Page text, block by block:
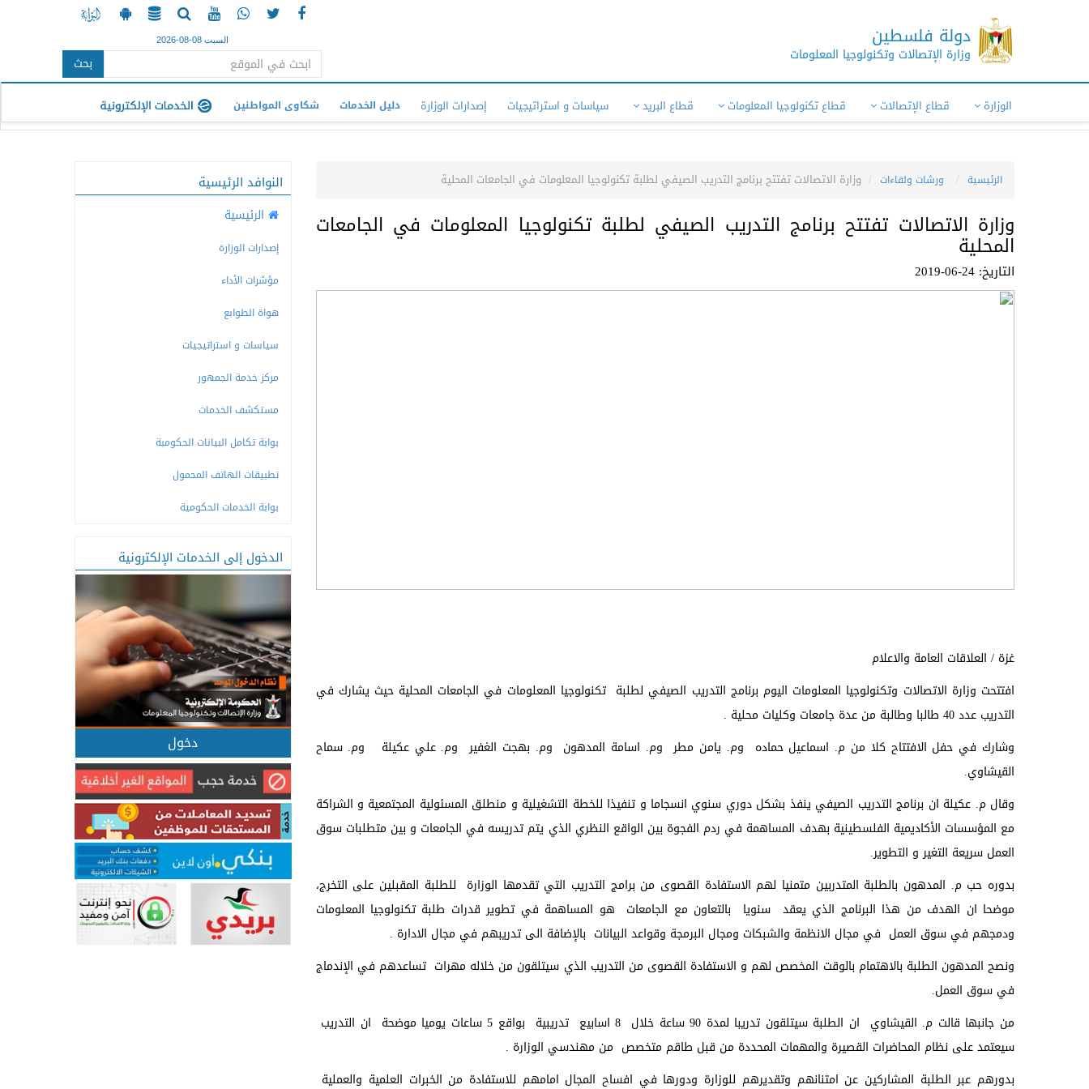
دولة فلسطين
وزارة الإتصالات وتكنولوجيا المعلومات
السبت 08-08-2026
بحث
الوزارة قطاع الإتصالات قطاع تكنولوجيا المعلومات قطاع البريد سياسات و استراتيجيات إصدارات الوزارة دليل الخدمات شكاوى المواطنين
الرئيسية ورشات ولقاءات وزارة الاتصالات تفتتح برنامج التدريب الصيفي لطلبة تكنولوجيا المعلومات في الجامعات المحلية
وزارة الاتصالات تفتتح برنامج التدريب الصيفي لطلبة تكنولوجيا المعلومات في الجامعات
المحلية
التاريخ: 24-06-2019
غزة / العلاقات العامة والاعلام
افتتحت وزارة الاتصالات وتكنولوجيا المعلومات اليوم برنامج التدريب الصيفي لطلبة تكنولوجيا المعلومات في الجامعات المحلية حيث يشارك في
التدريب عدد 40 طالبا وطالبة من عدة جامعات وكليات محلية .
وشارك في حفل الافتتاح كلا من م. اسماعيل حماده وم. يامن مطر وم. اسامة المدهون وم. بهجت الغفير وم. علي عكيلة وم. سماح
القيشاوي.
وقال م. عكيلة ان برنامج التدريب الصيفي ينفذ بشكل دوري سنوي انسجاما و تنفيذا للخطة التشغيلية و منطلق المسئولية المجتمعية و الشراكة
مع المؤسسات الأكاديمية الفلسطينية بهدف المساهمة في ردم الفجوة بين الواقع النظري الذي يتم تدريسه في الجامعات و بين متطلبات سوق
العمل سريعة التغير و التطوير.
بدوره حب م. المدهون بالطلبة المتدربين متمنيا لهم الاستفادة القصوى من برامج التدريب التي تقدمها الوزارة للطلبة المقبلين على التخرج،
موضحا ان الهدف من هذا البرنامج الذي يعقد سنويا بالتعاون مع الجامعات هو المساهمة في تطوير قدرات طلبة تكنولوجيا المعلومات
ودمجهم في سوق العمل في مجال الانظمة والشبكات ومجال البرمجة وقواعد البيانات بالإضافة الى تدريبهم في مجال الادارة .
ونصح المدهون الطلبة بالاهتمام بالوقت المخصص لهم و الاستفادة القصوى من التدريب الذي سيتلقون من خلاله مهرات تساعدهم في الإندماج
في سوق العمل.
من جانبها قالت م. القيشاوي ان الطلبة سيتلقون تدريبا لمدة 90 ساعة خلال 8 اسابيع تدريبية بواقع 5 ساعات يوميا موضحة ان التدريب
سيعتمد على نظام المحاضرات القصيرة والمهمات المحددة من قبل طاقم متخصص من مهندسي الوزارة .
بدورهم عبر الطلبة المشاركين عن امتنانهم وتقديرهم للوزارة ودورها في افساح المجال امامهم للاستفادة من الخبرات العلمية والعملية
النوافد الرئيسية
الرئيسية
إصدارات الوزارة
مؤشرات الأداء
هواة الطوابع
سياسات و استراتيجيات
مركز خدمة الجمهور
مستكشف الخدمات
بوابة تكامل البيانات الحكومبة
تطبيقات الهاتف المحمول
بوابة الخدمات الحكومية
الدخول إلى الخدمات الإلكترونية
دخول